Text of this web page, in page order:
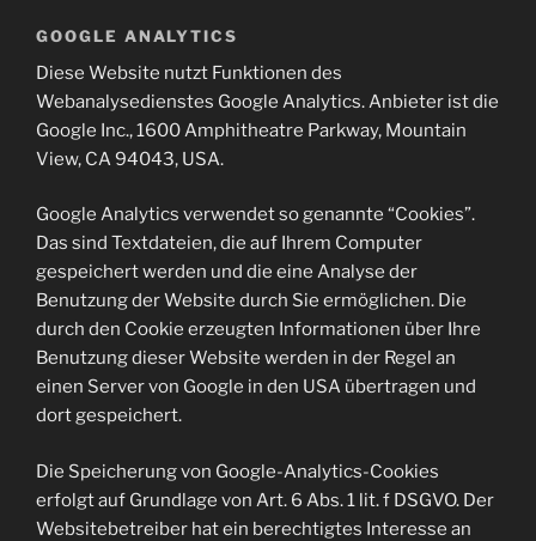
GOOGLE ANALYTICS
Diese Website nutzt Funktionen des
Webanalysedienstes Google Analytics. Anbieter ist die
Google Inc., 1600 Amphitheatre Parkway, Mountain
View, CA 94043, USA.
Google Analytics verwendet so genannte “Cookies”.
Das sind Textdateien, die auf Ihrem Computer
gespeichert werden und die eine Analyse der
Benutzung der Website durch Sie ermöglichen. Die
durch den Cookie erzeugten Informationen über Ihre
Benutzung dieser Website werden in der Regel an
einen Server von Google in den USA übertragen und
dort gespeichert.
Die Speicherung von Google-Analytics-Cookies
erfolgt auf Grundlage von Art. 6 Abs. 1 lit. f DSGVO. Der
Websitebetreiber hat ein berechtigtes Interesse an